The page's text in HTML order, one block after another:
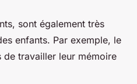
sont également très
enfants. Par exemple, le
travailler leur mémoire